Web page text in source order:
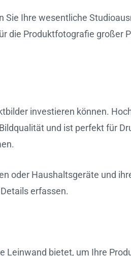
Sie Ihre wesentliche
die Produktfotografie großer
investieren können.
und ist perfekt für
oder Haushaltsgeräte und
erfassen.
Leinwand bietet, um Ihre